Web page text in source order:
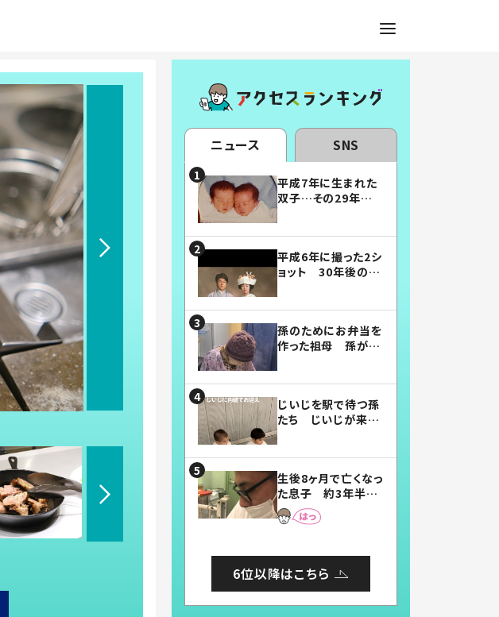
ニュース SNS
平成7年に生まれた
双子…その29年後
平成6年に撮った2シ
ョット 30年後の姿
孫のためにお弁当を
作った祖母 孫が絶
じいじを駅で待つ孫
たち じいじが来た
まらない」「幸せにな
れる」
生後8ヶ月で亡くなっ
た息子 約3年半
後、当時の妻の日記
に書いてあった本音
6位以降はこちら